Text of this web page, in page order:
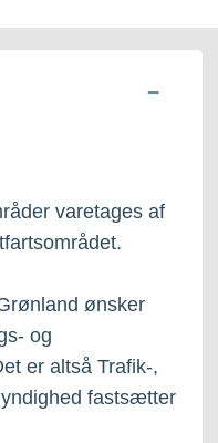
varetages af
ønsker
og
er altså Trafik-,
fastsætter